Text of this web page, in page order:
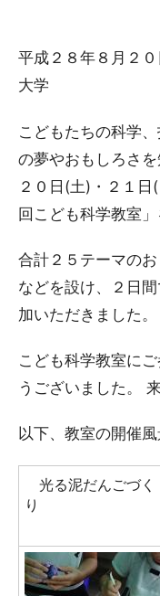
平成２８年８月２
大学
こどもたちの科学
の夢やおもしろさ
２０日(土)・２１日
回こども科学教室」
合計２５テーマの
などを設け、２日
加いただきました。
こども科学教室に
うございました。
以下、教室の開催
光る泥だんごづく
り